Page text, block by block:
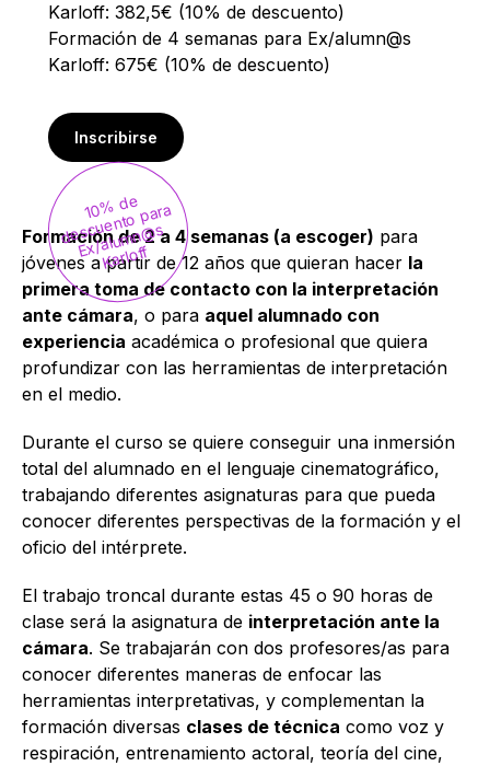
Karloff: 382,5€ (10% de descuento)
Formación de 4 semanas para Ex/alumn@s
Karloff: 675€ (10% de descuento)
Inscribirse
1
0
%
d
e
d
es
c
u
e
nt
o
p
ar
a
E
x/
al
u
m
n
@s
K
arl
off
Formación de 2 a 4 semanas (a escoger) para
jóvenes a partir de 12 años que quieran hacer la
primera toma de contacto con la interpretación
ante cámara, o para aquel alumnado con
experiencia académica o profesional que quiera
profundizar con las herramientas de interpretación
en el medio.
Durante el curso se quiere conseguir una inmersión
total del alumnado en el lenguaje cinematográfico,
trabajando diferentes asignaturas para que pueda
conocer diferentes perspectivas de la formación y el
oficio del intérprete.
El trabajo troncal durante estas 45 o 90 horas de
clase será la asignatura de interpretación ante la
cámara. Se trabajarán con dos profesores/as para
conocer diferentes maneras de enfocar las
herramientas interpretativas, y complementan la
formación diversas clases de técnica como voz y
respiración, entrenamiento actoral, teoría del cine,